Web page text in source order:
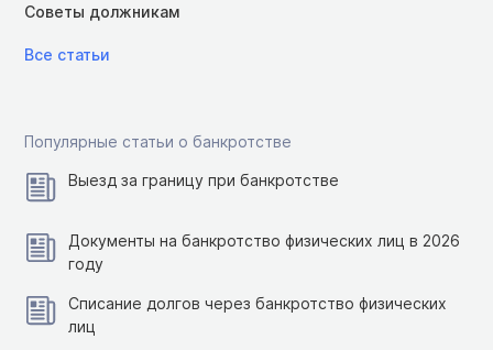
Советы должникам
Все статьи
Популярные статьи о банкротстве
Выезд за границу при банкротстве
Документы на банкротство физических лиц в 2026
году
Списание долгов через банкротство физических
лиц